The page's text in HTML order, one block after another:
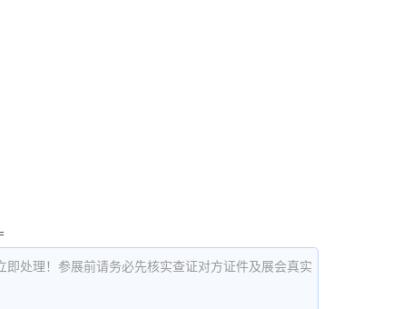
即处理！参展前请务必先核实查证对方证件及展会真实